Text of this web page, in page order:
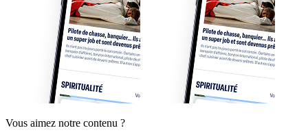
Vous aimez notre contenu ?